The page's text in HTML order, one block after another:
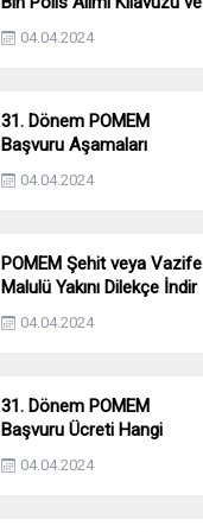
Başvuru Ekranı
04.04.2024
31. Dönem POMEM
Başvuru Aşamaları
Nelerdir? Ön Sağlık –
Parkur – Mülakat
04.04.2024
POMEM Şehit veya Vazife
Malulü Yakını Dilekçe İndir
04.04.2024
31. Dönem POMEM
Başvuru Ücreti Hangi
Bankaya Yatırılacak?
04.04.2024